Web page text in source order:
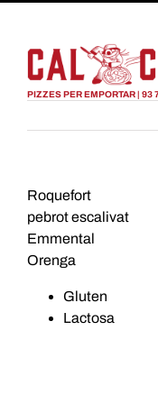
PIZZES PER EMPORTAR | 93
Roquefort
pebrot escalivat
Emmental
Orenga
Gluten
Lactosa